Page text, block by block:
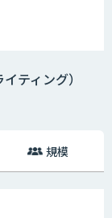
倣することがで
ティング）
規模